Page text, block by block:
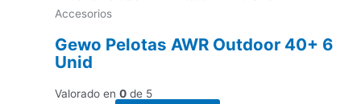
Accesorios
Gewo Pelotas AWR Outdoor 40+ 6
Unid
Valorado en 0 de 5